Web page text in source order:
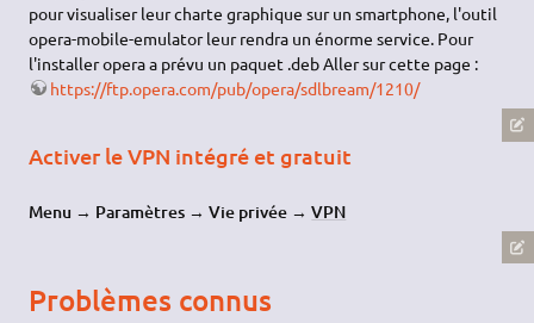
pour visualiser leur charte graphique sur un smartphone, l'outil
opera-mobile-emulator leur rendra un énorme service. Pour
l'installer opera a prévu un paquet .deb Aller sur cette page :
https://ftp.opera.com/pub/opera/sdlbream/1210/
Activer le VPN intégré et gratuit
Menu → Paramètres →Vie privée →VPN
Problèmes connus